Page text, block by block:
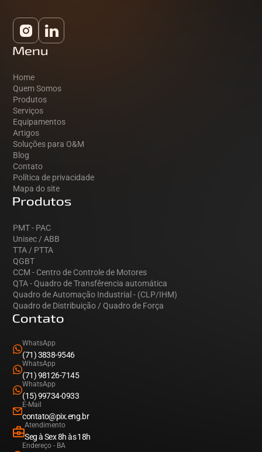
Menu
Home
Quem Somos
Produtos
Serviços
Equipamentos
Artigos
Soluções para O&M
Blog
Contato
Política de privacidade
Mapa do site
Produtos
PMT - PAC
Unisec / ABB
TTA / PTTA
QGBT
CCM - Centro de Controle de Motores
QTA - Quadro de Transfêrencia automática
Quadro de Automação Industrial - (CLP/IHM)
Quadro de Distribuição / Quadro de Força
Contato
WhatsApp
(71) 3838-9546
WhatsApp
(71) 98126-7145
WhatsApp
(15) 99734-0933
E-Mail
contato@pix.eng.br
Atendimento
Seg à Sex 8h às 18h
Endereço - BA